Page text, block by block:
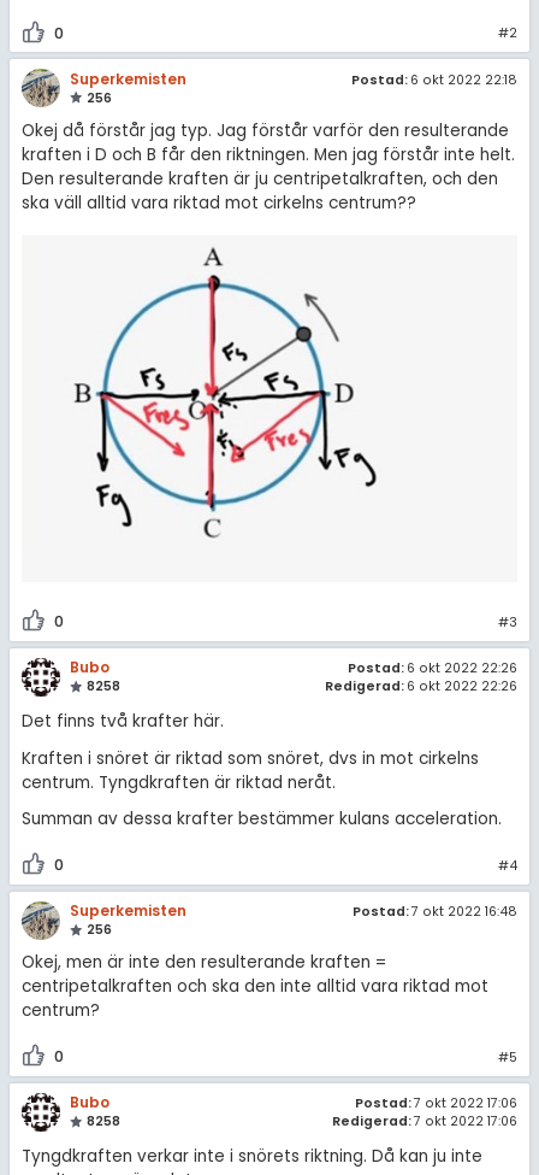
0 #2
Superkemisten
256
Postad: 6 okt 2022 22:18
Okej då förstår jag typ. Jag förstår varför den resulterande
kraften i D och B får den riktningen. Men jag förstår inte helt.
Den resulterande kraften är ju centripetalkraften, och den
ska väll alltid vara riktad mot cirkelns centrum??
0 #3
Bubo
8258
Postad: 6 okt 2022 22:26
Redigerad: 6 okt 2022 22:26
Det finns två krafter här.
Kraften i snöret är riktad som snöret, dvs in mot cirkelns
centrum. Tyngdkraften är riktad neråt.
Summan av dessa krafter bestämmer kulans acceleration.
0 #4
Superkemisten
256
Postad:7 okt 2022 16:48
Okej, men är inte den resulterande kraften =
centripetalkraften och ska den inte alltid vara riktad mot
centrum?
0 #5
Bubo
8258
Postad:7 okt 2022 17:06
Redigerad:7 okt 2022 17:06
Tyngdkraften verkar inte i snörets riktning. Då kan ju inte